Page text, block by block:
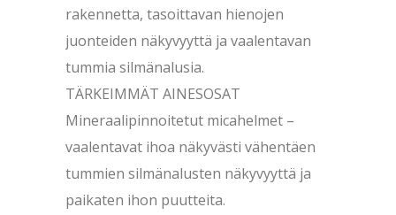
rakennetta, tasoittavan hienojen
juonteiden näkyvyyttä ja vaalentavan
tummia silmänalusia.
TÄRKEIMMÄT AINESOSAT
Mineraalipinnoitetut micahelmet –
vaalentavat ihoa näkyvästi vähentäen
tummien silmänalusten näkyvyyttä ja
paikaten ihon puutteita.